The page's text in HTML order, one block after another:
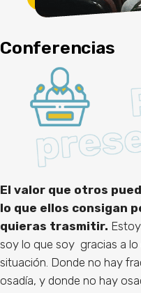
Conferencias
El valor que otros
lo que ellos consigan
quieras trasmitir.
soy lo que soy gracias a lo
situación. Donde no hay
osadía, y donde no hay